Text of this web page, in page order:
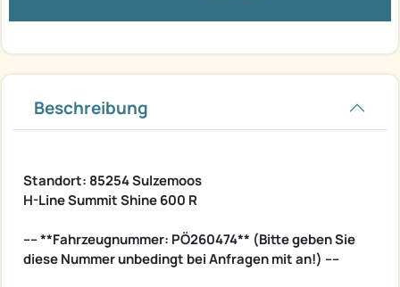
Beschreibung
Standort: 85254 Sulzemoos
H-Line Summit Shine 600 R
---- **Fahrzeugnummer: PÖ260474** (Bitte geben Sie
diese Nummer unbedingt bei Anfragen mit an!) ----